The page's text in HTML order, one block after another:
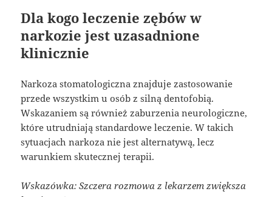
Dla kogo leczenie zębów w
narkozie jest uzasadnione
klinicznie
Narkoza stomatologiczna znajduje zastosowanie
przede wszystkim u osób z silną dentofobią.
Wskazaniem są również zaburzenia neurologiczne,
które utrudniają standardowe leczenie. W takich
sytuacjach narkoza nie jest alternatywą, lecz
warunkiem skutecznej terapii.
Wskazówka: Szczera rozmowa z lekarzem zwiększa